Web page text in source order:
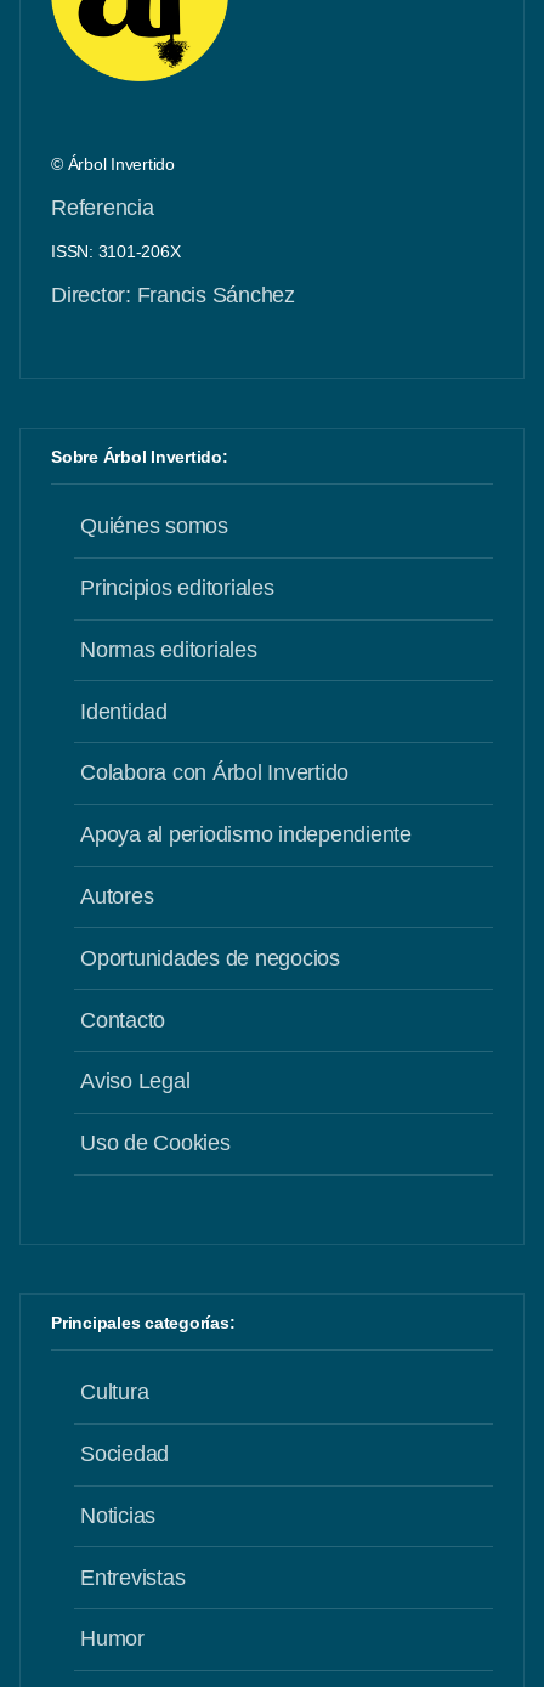
© Árbol Invertido
Referencia
ISSN: 3101-206X
Director: Francis Sánchez
Sobre Árbol Invertido:
Quiénes somos
Principios editoriales
Normas editoriales
Identidad
Colabora con Árbol Invertido
Apoya al periodismo independiente
Autores
Oportunidades de negocios
Contacto
Aviso Legal
Uso de Cookies
Principales categorías:
Cultura
Sociedad
Noticias
Entrevistas
Humor